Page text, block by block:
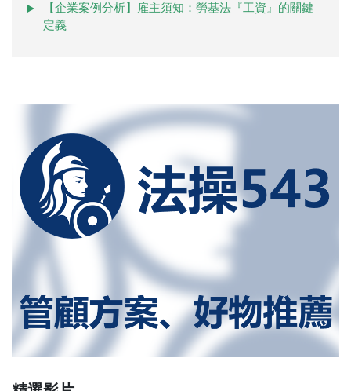
【企業案例分析】雇主須知：勞基法『工資』的關鍵
定義